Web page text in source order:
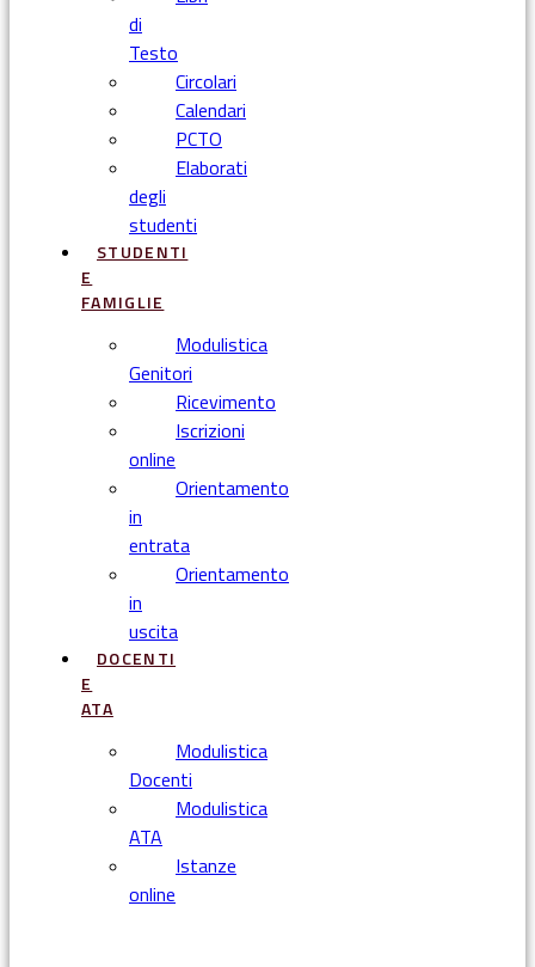
di
Testo
Circolari
Calendari
PCTO
Elaborati
degli
studenti
STUDENTI
E
FAMIGLIE
Modulistica
Genitori
Ricevimento
Iscrizioni
online
Orientamento
in
entrata
Orientamento
in
uscita
DOCENTI
E
ATA
Modulistica
Docenti
Modulistica
ATA
Istanze
online